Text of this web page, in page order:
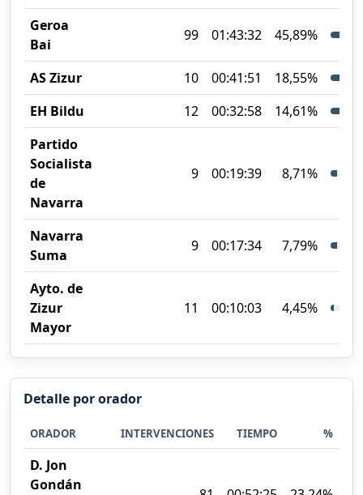
Geroa
Bai
99 01:43:32 45,89%
AS Zizur 10 00:41:51
18,55%
EH Bildu
12 00:32:58
14,61%
Partido
Socialista
de
Navarra
9 00:19:39 8,71%
Navarra
Suma
9 00:17:34 7,79%
Ayto. de
Zizur
Mayor
11 00:10:03 4,45%
Detalle por orador
ORADOR INTERVENCIONES TIEMPO %
D. Jon
Gondán